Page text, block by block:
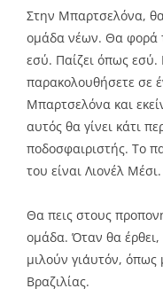
Στην Μπαρτσελόνα, θα
ομάδα νέων. Θα φορά
εσύ. Παίζει όπως εσύ.
παρακολουθήσετε σε
Μπαρτσελόνα και
αυτός θα γίνει κάτι
ποδοσφαιριστής. Το
του είναι Λιονέλ Μέσι.
Θα πεις στους
ομάδα. Όταν θα
μιλούν γι΄αυτόν,
Βραζιλίας.